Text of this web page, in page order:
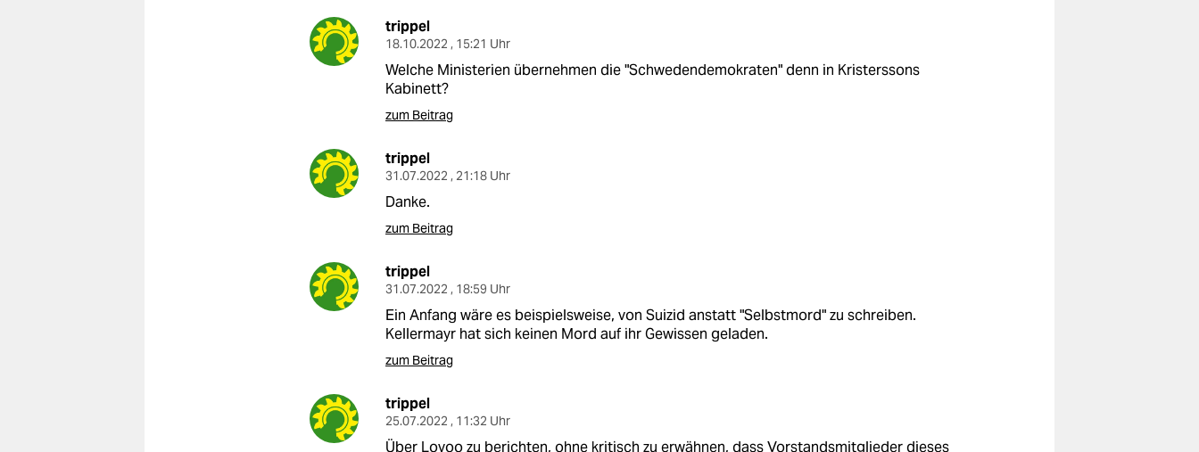
trippel
18.10.2022 , 15:21 Uhr
Welche Ministerien übernehmen die "Schwedendemokraten" denn in Kristerssons
Kabinett?
zum Beitrag
trippel
31.07.2022 , 21:18 Uhr
Danke.
zum Beitrag
trippel
31.07.2022 , 18:59 Uhr
Ein Anfang wäre es beispielsweise, von Suizid anstatt "Selbstmord" zu schreiben.
Kellermayr hat sich keinen Mord auf ihr Gewissen geladen.
zum Beitrag
trippel
25.07.2022 , 11:32 Uhr
Über Lovoo zu berichten, ohne kritisch zu erwähnen, dass Vorstandsmitglieder dieses